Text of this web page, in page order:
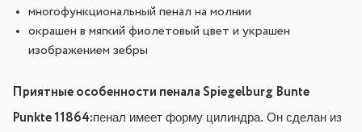
многофункциональный пенал на молнии
окрашен в мягкий фиолетовый цвет и украшен
изображением зебры
Приятные особенности пенала Spiegelburg Bunte
Punkte 11864:пенал имеет форму цилиндра. Он сделан из